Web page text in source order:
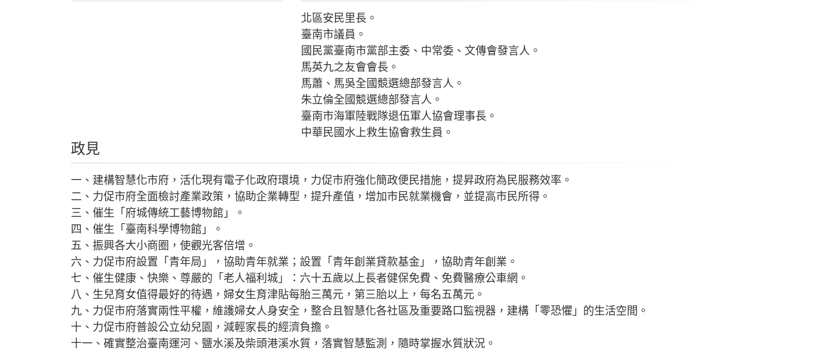
北區安民里長。
臺南市議員。
國民黨臺南市黨部主委、中常委、文傳會發言人。
馬英九之友會會長。
馬蕭、馬吳全國競選總部發言人。
朱立倫全國競選總部發言人。
臺南市海軍陸戰隊退伍軍人協會理事長。
中華民國水上救生協會救生員。
政見
一、建構智慧化市府，活化現有電子化政府環境，力促市府強化簡政便民措施，提昇政府為民服務效率。
二、力促市府全面檢討產業政策，協助企業轉型，提升產值，增加市民就業機會，並提高市民所得。
三、催生「府城傳統工藝博物館」。
四、催生「臺南科學博物館」。
五、振興各大小商圈，使觀光客倍增。
六、力促市府設置「青年局」，協助青年就業；設置「青年創業貸款基金」，協助青年創業。
七、催生健康、快樂、尊嚴的「老人福利城」：六十五歲以上長者健保免費、免費醫療公車網。
八、生兒育女值得最好的待遇，婦女生育津貼每胎三萬元，第三胎以上，每名五萬元。
九、力促市府落實兩性平權，維護婦女人身安全，整合且智慧化各社區及重要路口監視器，建構「零恐懼」的生活空間。
十、力促市府普設公立幼兒園，減輕家長的經濟負擔。
十一、確實整治臺南運河、鹽水溪及柴頭港溪水質，落實智慧監測，隨時掌握水質狀況。